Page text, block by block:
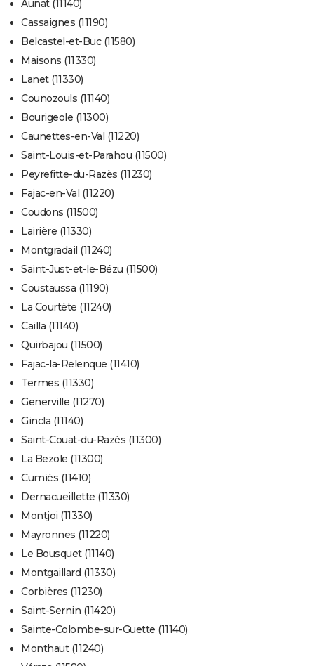
Aunat (11140)
Cassaignes (11190)
Belcastel-et-Buc (11580)
Maisons (11330)
Lanet (11330)
Counozouls (11140)
Bourigeole (11300)
Caunettes-en-Val (11220)
Saint-Louis-et-Parahou (11500)
Peyrefitte-du-Razès (11230)
Fajac-en-Val (11220)
Coudons (11500)
Lairière (11330)
Montgradail (11240)
Saint-Just-et-le-Bézu (11500)
Coustaussa (11190)
La Courtète (11240)
Cailla (11140)
Quirbajou (11500)
Fajac-la-Relenque (11410)
Termes (11330)
Generville (11270)
Gincla (11140)
Saint-Couat-du-Razès (11300)
La Bezole (11300)
Cumiès (11410)
Dernacueillette (11330)
Montjoi (11330)
Mayronnes (11220)
Le Bousquet (11140)
Montgaillard (11330)
Corbières (11230)
Saint-Sernin (11420)
Sainte-Colombe-sur-Guette (11140)
Monthaut (11240)